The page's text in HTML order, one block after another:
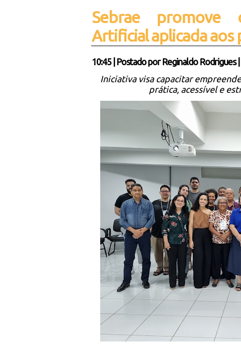
Sebrae promove
Artificial aplicada
10:45| Postado por Reginaldo Rodrigues
Iniciativa visa capacitar
prática, acessível e